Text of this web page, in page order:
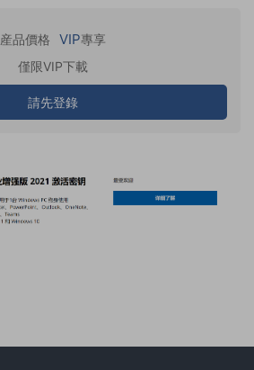
産品價格 VIP專享
僅限VIP下載
請先登錄